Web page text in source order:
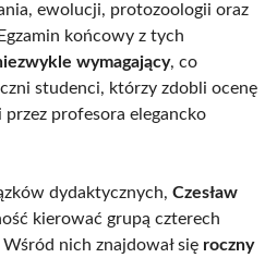
ewolucji, protozoologii oraz
końcowy z tych
wymagający, co
studenci, którzy zdobli ocenę
profesora elegancko
dydaktycznych, Czesław
kierować grupą czterech
nich znajdował się roczny